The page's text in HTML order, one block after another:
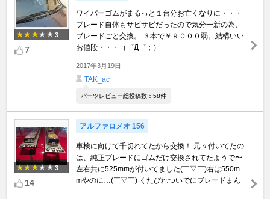
3
7
ワイパーゴムがまるっと１台分お亡くなりに・・・
ブレード自体もサビサビだったので気分一新の為、
ブレードごと交換。 ３本で￥９０００弱。結構いい
お値段・・・（゜Д゜；）
2017年3月19日
TAK_ac
パーツレビュー総投稿数：58件
3
14
アルファロメオ 156
車検に向けて千切れてたから交換！ 元々付いてたの
は、純正ブレードにゴムだけ交換されてたようで〜
左右共に525mmが付いてました(￣▽￣)右は550m
mやのに…(￣▽￣) くたびれついでにブレードまん
...